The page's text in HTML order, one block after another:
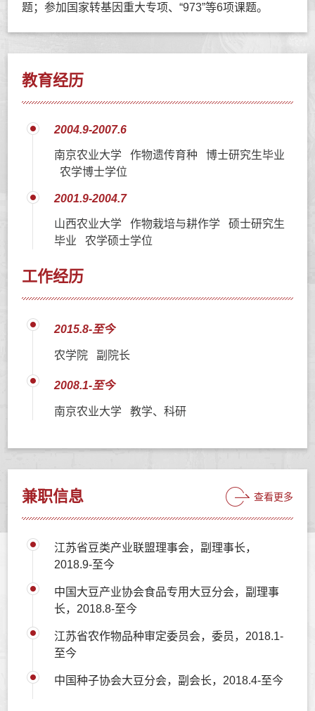
题；参加国家转基因重大专项、“973”等6项课题。
教育经历
2004.9-2007.6
南京农业大学 作物遗传育种 博士研究生毕业
农学博士学位
2001.9-2004.7
山西农业大学 作物栽培与耕作学 硕士研究生
毕业 农学硕士学位
工作经历
2015.8-至今
农学院 副院长
2008.1-至今
南京农业大学 教学、科研
兼职信息 查看更多
江苏省豆类产业联盟理事会，副理事长，
2018.9-至今
中国大豆产业协会食品专用大豆分会，副理事
长，2018.8-至今
江苏省农作物品种审定委员会，委员，2018.1-
至今
中国种子协会大豆分会，副会长，2018.4-至今